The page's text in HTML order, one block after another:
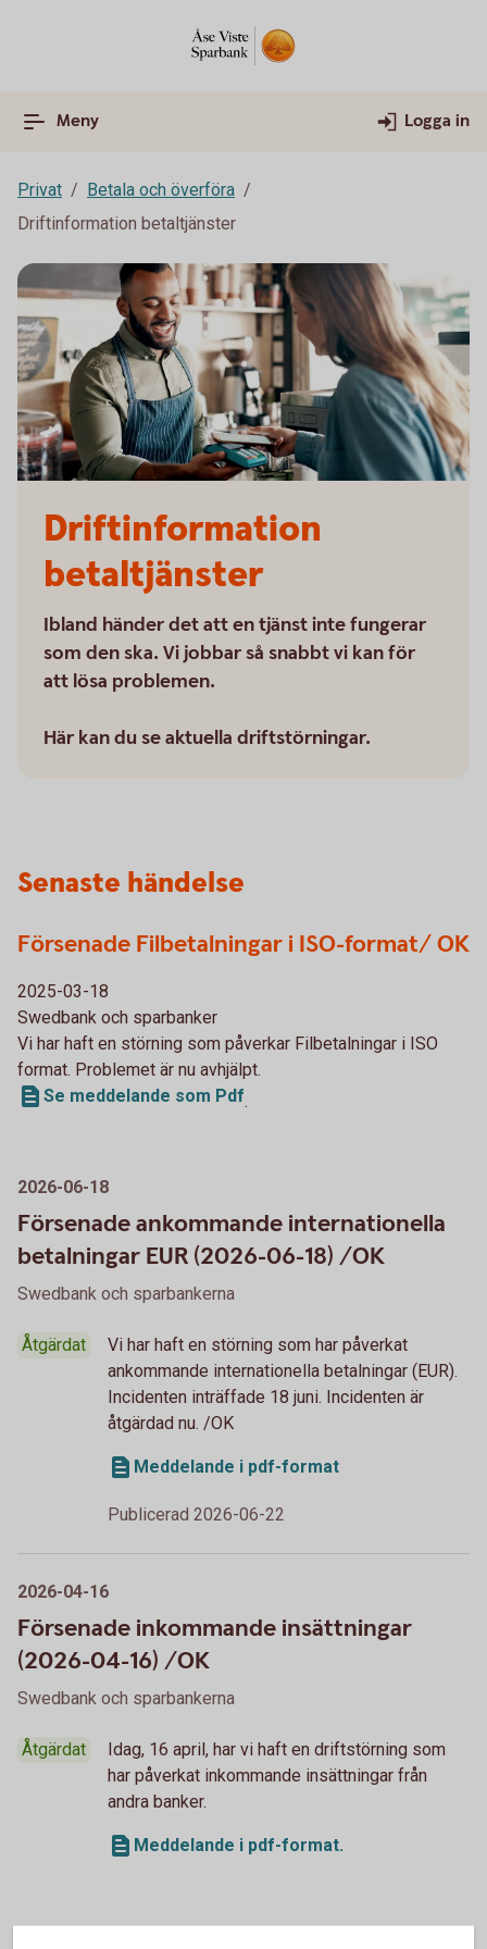
Meny Logga in
Privat
Betala och överföra
Driftinformation betaltjänster
Driftinformation
betaltjänster
Ibland händer det att en tjänst inte fungerar
som den ska. Vi jobbar så snabbt vi kan för
att lösa problemen.
Här kan du se aktuella driftstörningar.
Senaste händelse
Försenade Filbetalningar i ISO-format/ OK
2025-03-18
Swedbank och sparbanker
Vi har haft en störning som påverkar Filbetalningar i ISO
format. Problemet är nu avhjälpt.
Se meddelande som Pdf.
2026-06-18
Försenade ankommande internationella
betalningar EUR (2026-06-18) /OK
Swedbank och sparbankerna
Åtgärdat
Vi har haft en störning som har påverkat
ankommande internationella betalningar (EUR).
Incidenten inträffade 18 juni. Incidenten är
åtgärdad nu. /OK
Meddelande i pdf-format
Publicerad 2026-06-22
2026-04-16
Försenade inkommande insättningar
(2026-04-16) /OK
Swedbank och sparbankerna
Åtgärdat
Idag, 16 april, har vi haft en driftstörning som
har påverkat inkommande insättningar från
andra banker.
Meddelande i pdf-format.